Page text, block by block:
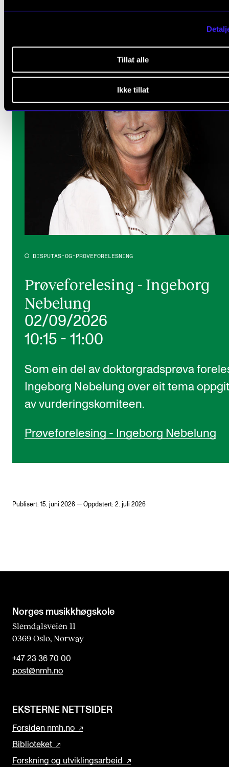
Tillat alle
Ikke tillat
DISPUTAS-OG-PROVEFORELESNING
Prøveforelesing - Ingeborg
Nebelung
02/09/2026
10:15 - 11:00
Som ein del av doktorgradsprøva
Ingeborg Nebelung over eit tema
av vurderingskomiteen.
Prøveforelesing - Ingeborg Nebelung
Publisert: 15. juni 2026 — Oppdatert: 2. juli 2026
Norges musikk­høgskole
Slemdalsveien 11
0369 Oslo, Norway
+47 23 36 70 00
post@nmh.no
EKSTERNE NETTSIDER
Forsiden nmh.no
Biblioteket
Forskning og utviklingsarbeid